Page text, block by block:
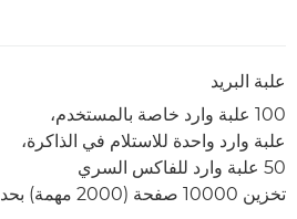
علبة البريد
100 علبة وارد خاصة بالمستخدم،
علبة وارد واحدة للاستلام في الذاكرة،
50 علبة وارد للفاكس السري
تخزين 10000 صفحة (2000 مهمة) بحد أقصى